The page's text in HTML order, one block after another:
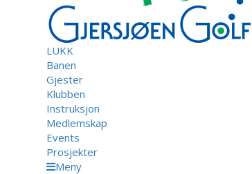
LUKK
Banen
Gjester
Klubben
Instruksjon
Medlemskap
Events
Prosjekter
Meny